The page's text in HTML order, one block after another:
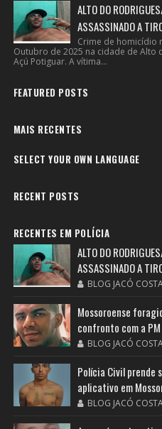
ALTO DO
ASSASSINADO A
Crime de homicídio
Outubro de 2025 na cidade de Alto
Açú Potiguar. A vítima...
FEATURED POSTS
MAIS RECENTES
SELECT YOUR OWN LANGUAGE
RECENT POSTS
RECENTES EM POLÍCIA
ALTO DO
ASSASSINADO A
BLOG JACÓ
Mossoroense
confronto com a
BLOG JACÓ
Polícia Civil prende
aplicativo em
BLOG JACÓ